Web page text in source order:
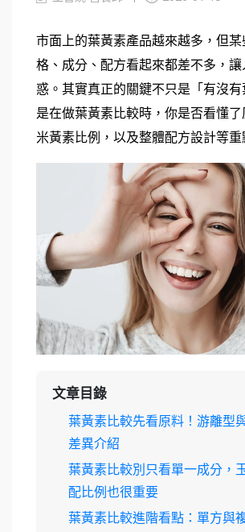
市面上的葉黃素產品越來越多，但某
格、成分、配方看起來都差不多，讓
惑。其實真正的關鍵不只是「有沒
是在做葉黃素比較時，你是否看懂了
米黃素比例，以及整體配方設計等重
文章目錄
葉黃素比較先看原料！游離型
差異介紹
葉黃素比較別只看單一成分，
配比例也很重要
葉黃素比較進階看點：單方與